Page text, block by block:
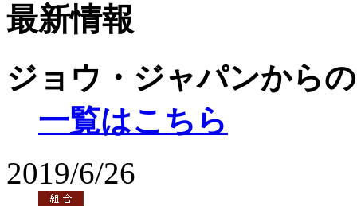
最新情報
ジョウ・ジャパンから
一覧はこちら
2019/6/26